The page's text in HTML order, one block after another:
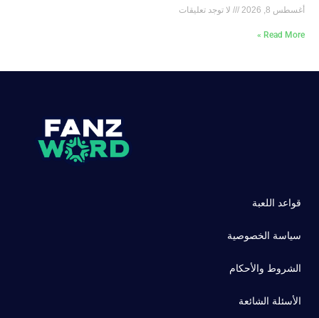
أغسطس 8, 2026 لا توجد تعليقات
Read More »
قواعد اللعبة
سياسة الخصوصية
الشروط والأحكام
الأسئلة الشائعة